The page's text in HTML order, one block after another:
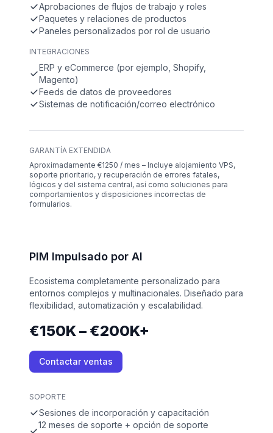
Aprobaciones de flujos de trabajo y roles
Paquetes y relaciones de productos
Paneles personalizados por rol de usuario
INTEGRACIONES
ERP y eCommerce (por ejemplo, Shopify,
Magento)
Feeds de datos de proveedores
Sistemas de notificación/correo electrónico
GARANTÍA EXTENDIDA
Aproximadamente €1250 / mes – Incluye alojamiento VPS,
soporte prioritario, y recuperación de errores fatales,
lógicos y del sistema central, así como soluciones para
comportamientos y disposiciones incorrectas de
formularios.
PIM Impulsado por AI
Ecosistema completamente personalizado para
entornos complejos y multinacionales. Diseñado para
flexibilidad, automatización y escalabilidad.
€150K – €200K+
Contactar ventas
SOPORTE
Sesiones de incorporación y capacitación
12 meses de soporte + opción de soporte